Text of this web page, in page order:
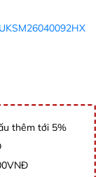
UKSM26040092HX
thêm tới 5%